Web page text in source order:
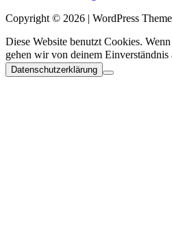
Copyright © 2026 | WordPress
Diese Website benutzt Cookies.
gehen wir von deinem Einverständnis
Datenschutzerklärung